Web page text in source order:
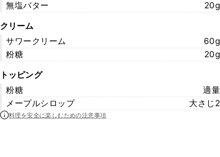
無塩バター
20g
クリーム
サワークリーム
60g
粉糖
20g
トッピング
粉糖
適量
メープルシロップ
大さじ2
料理を安全に楽しむための注意事項